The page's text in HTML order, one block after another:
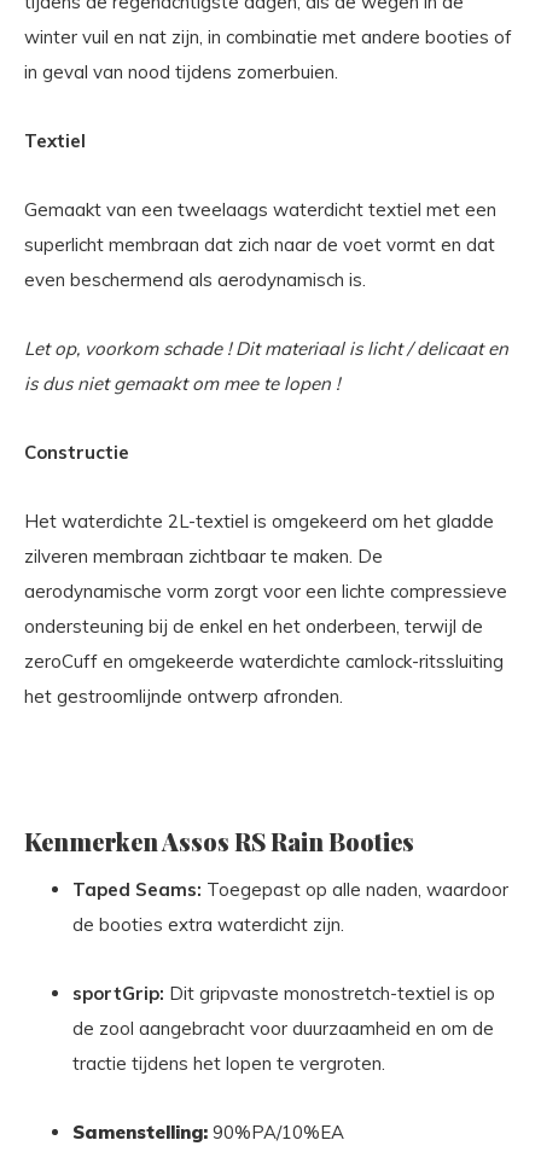
winter vuil en nat zijn, in combinatie met andere booties of
in geval van nood tijdens zomerbuien.
Textiel
Gemaakt van een tweelaags waterdicht textiel met een
superlicht membraan dat zich naar de voet vormt en dat
even beschermend als aerodynamisch is.
Let op, voorkom schade ! Dit materiaal is licht / delicaat en
is dus niet gemaakt om mee te lopen !
Constructie
Het waterdichte 2L-textiel is omgekeerd om het gladde
zilveren membraan zichtbaar te maken. De
aerodynamische vorm zorgt voor een lichte compressieve
ondersteuning bij de enkel en het onderbeen, terwijl de
zeroCuff en omgekeerde waterdichte camlock-ritssluiting
het gestroomlijnde ontwerp afronden.
Kenmerken Assos RS Rain Booties
Taped Seams: Toegepast op alle naden, waardoor
de booties extra waterdicht zijn.
sportGrip: Dit gripvaste monostretch-textiel is op
de zool aangebracht voor duurzaamheid en om de
tractie tijdens het lopen te vergroten.
Samenstelling: 90%PA/10%EA